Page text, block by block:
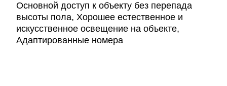
Основной доступ к объекту без перепада
высоты пола, Хорошее естественное и
искусственное освещение на объекте,
Адаптированные номера